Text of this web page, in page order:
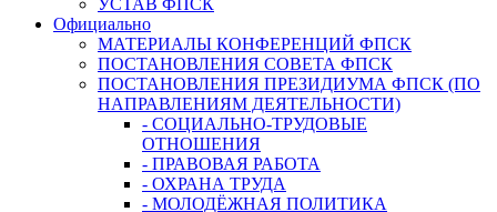
УСТАВ ФПСК
Официально
МАТЕРИАЛЫ КОНФЕРЕНЦИЙ ФПСК
ПОСТАНОВЛЕНИЯ СОВЕТА ФПСК
ПОСТАНОВЛЕНИЯ ПРЕЗИДИУМА ФПСК (ПО
НАПРАВЛЕНИЯМ ДЕЯТЕЛЬНОСТИ)
- СОЦИАЛЬНО-ТРУДОВЫЕ
ОТНОШЕНИЯ
- ПРАВОВАЯ РАБОТА
- ОХРАНА ТРУДА
- МОЛОДЁЖНАЯ ПОЛИТИКА